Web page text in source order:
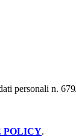
personali n.
POLICY.